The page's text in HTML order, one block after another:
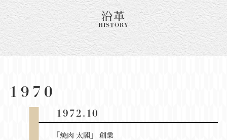
沿革
HISTORY
1970
1972.10
「焼肉 太閣」 創業